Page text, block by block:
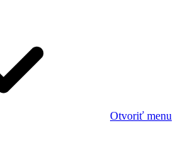
Otvoriť menu